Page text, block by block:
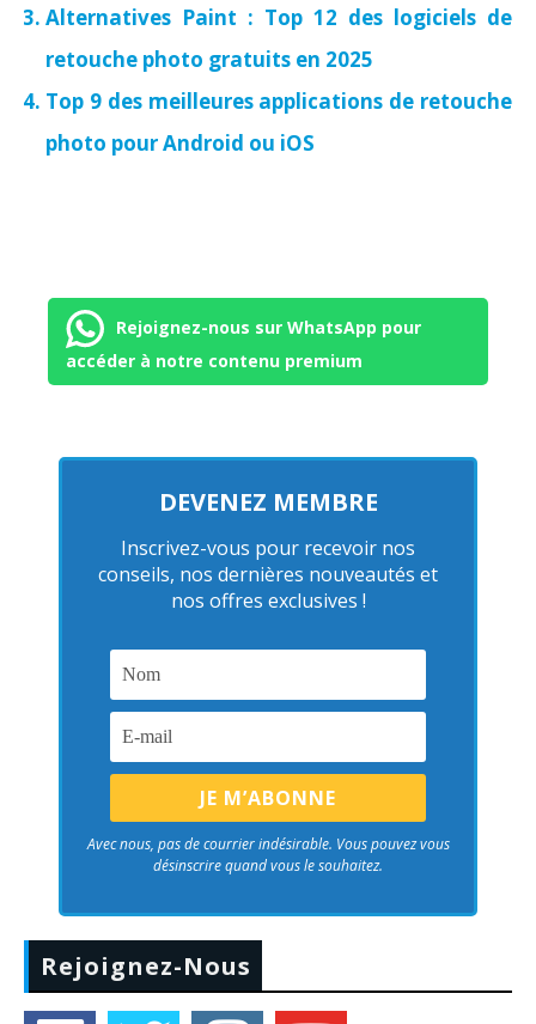
Alternatives Paint : Top 12 des logiciels de
retouche photo gratuits en 2025
Top 9 des meilleures applications de retouche
photo pour Android ou iOS
Rejoignez-nous sur WhatsApp pour
accéder à notre contenu premium
DEVENEZ MEMBRE
Inscrivez-vous pour recevoir nos
conseils, nos dernières nouveautés et
nos offres exclusives !
Avec nous, pas de courrier indésirable. Vous pouvez vous
désinscrire quand vous le souhaitez.
Rejoignez-Nous